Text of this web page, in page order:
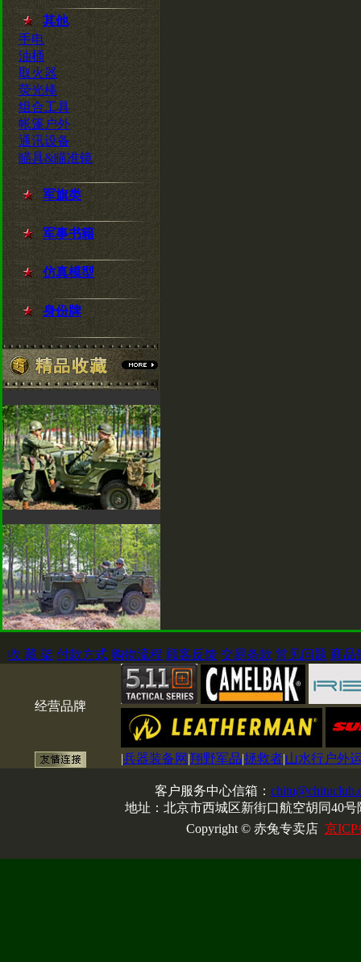
其他
手电
油桶
取火器
荧光棒
组合工具
帐篷户外
通讯设备
瞄具&瞄准镜
军旗类
军事书籍
仿真模型
身份牌
收 藏 架 付款方式 购物流程 顾客反馈 交易条款 常见问题 商品
经营品牌
|兵器装备网 |翔野军品|拯救者|山水行户外
客户服务中心信箱：
地址：北京市西城区新街口航空胡同40
Copyright © 赤兔专卖店 京ICP